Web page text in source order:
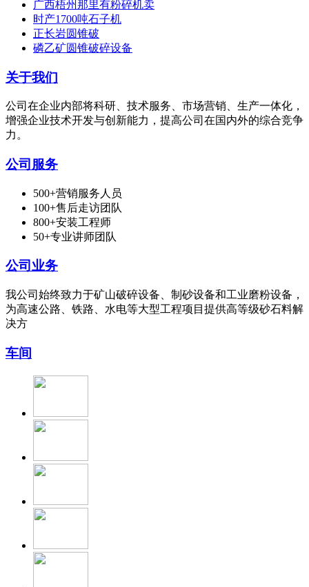
广西梧州那里有粉碎机卖
时产1700吨石子机
正长岩圆锥破
磷乙矿圆锥破碎设备
关于我们
公司在企业内部将科研、技术服务、市场营销、生产一体化，
增强企业技术开发与创新能力，提高公司在国内外的综合竞争
力。
公司服务
500+营销服务人员
100+售后走访团队
800+安装工程师
50+专业讲师团队
公司业务
我公司始终致力于矿山破碎设备、制砂设备和工业磨粉设备，
为高速公路、铁路、水电等大型工程项目提供高等级砂石料解
决方
车间